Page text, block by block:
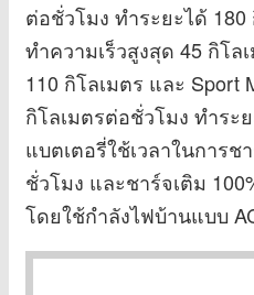
ต่อชั่วโมง ทำระยะได้ 180
ทำความเร็วสูงสุด 45 กิโ
110 กิโลเมตร และ Sport
กิโลเมตรต่อชั่วโมง ทำระ
แบตเตอรี่ใช้เวลาในการช
ชั่วโมง และชาร์จเติม
โดยใช้กำลังไฟบ้านแบบ